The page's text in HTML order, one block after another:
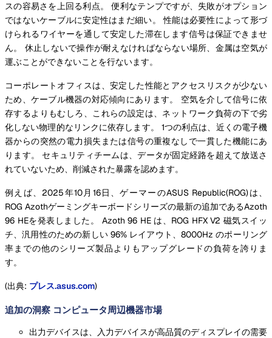
スの容易さを上回る利点。 便利なテンプですが、失敗がオプション
ではないケーブルに安定性はまだ細い。 性能は必要性によって形づ
けられるワイヤーを通して安定した滞在します信号は保証できませ
ん。 休止しないで操作が耐えなければならない場所、金属は空気が
運ぶことができないことを行ないます。
コーポレートオフィスは、安定した性能とアクセスリスクが少ない
ため、ケーブル機器の対応傾向にあります。 空気を介して信号に依
存するよりもむしろ、これらの設定は、ネットワーク負荷の下で劣
化しない物理的なリンクに依存します。 1つの利点は、近くの電子機
器からの突然の電力損失または信号の重複なしで一貫した機能にあ
ります。 セキュリティチームは、データが固定経路を超えて放送さ
れていないため、削減された暴露を認めます。
例えば、2025年10月16日、ゲーマーのASUS Republic(ROG)は、
ROG Azothゲーミングキーボードシリーズの最新の追加であるAzoth
96 HEを発表しました。 Azoth 96 HE は、ROG HFX V2 磁気スイッ
チ、汎用性のための新しい 96% レイアウト、8000Hz のポーリング
率までの他のシリーズ製品よりもアップグレードの負荷を誇りま
す。
(出典: プレス.asus.com)
追加の洞察 コンピュータ周辺機器市場
出力デバイスは、入力デバイスが高品質のディスプレイの需要